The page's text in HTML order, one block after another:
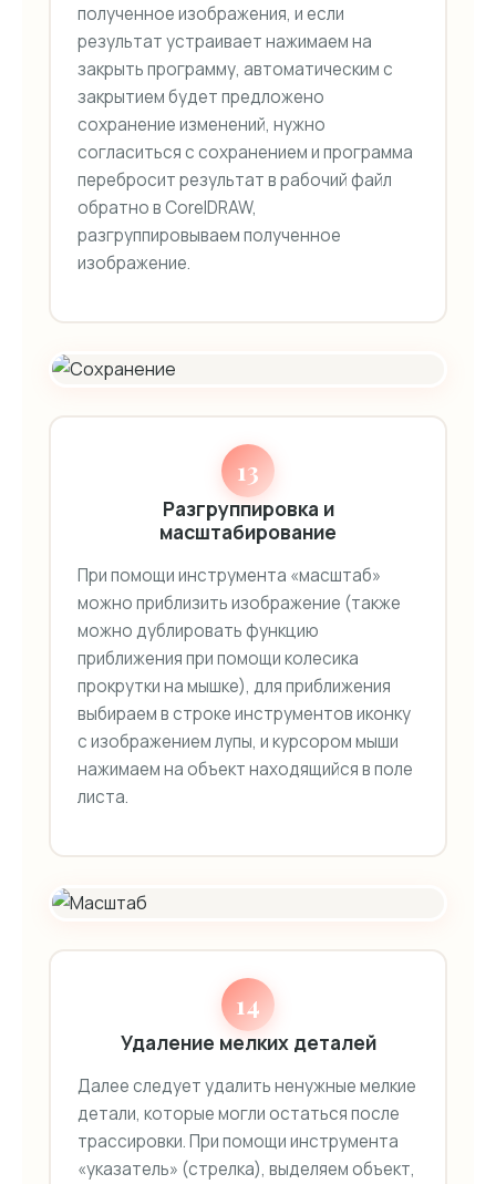
полученное изображения, и если
результат устраивает нажимаем на
закрыть программу, автоматическим с
закрытием будет предложено
сохранение изменений, нужно
согласиться с сохранением и программа
перебросит результат в рабочий файл
обратно в CorelDRAW,
разгруппировываем полученное
изображение.
13
Разгруппировка и
масштабирование
При помощи инструмента «масштаб»
можно приблизить изображение (также
можно дублировать функцию
приближения при помощи колесика
прокрутки на мышке), для приближения
выбираем в строке инструментов иконку
с изображением лупы, и курсором мыши
нажимаем на объект находящийся в поле
листа.
14
Удаление мелких деталей
Далее следует удалить ненужные мелкие
детали, которые могли остаться после
трассировки. При помощи инструмента
«указатель» (стрелка), выделяем объект,